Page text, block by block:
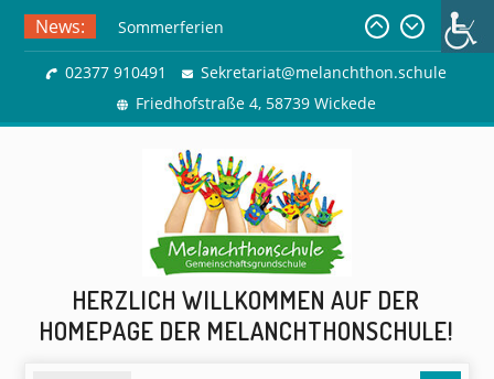
Skip
content
News:
Sommerferien
Ausflug zur Freilichtbühne
Herdringen
02377 910491
Sekretariat@melanchthon.schule
Friedhofstraße 4, 58739 Wickede
HERZLICH WILLKOMMEN AUF DER
HOMEPAGE DER MELANCHTHONSCHULE!